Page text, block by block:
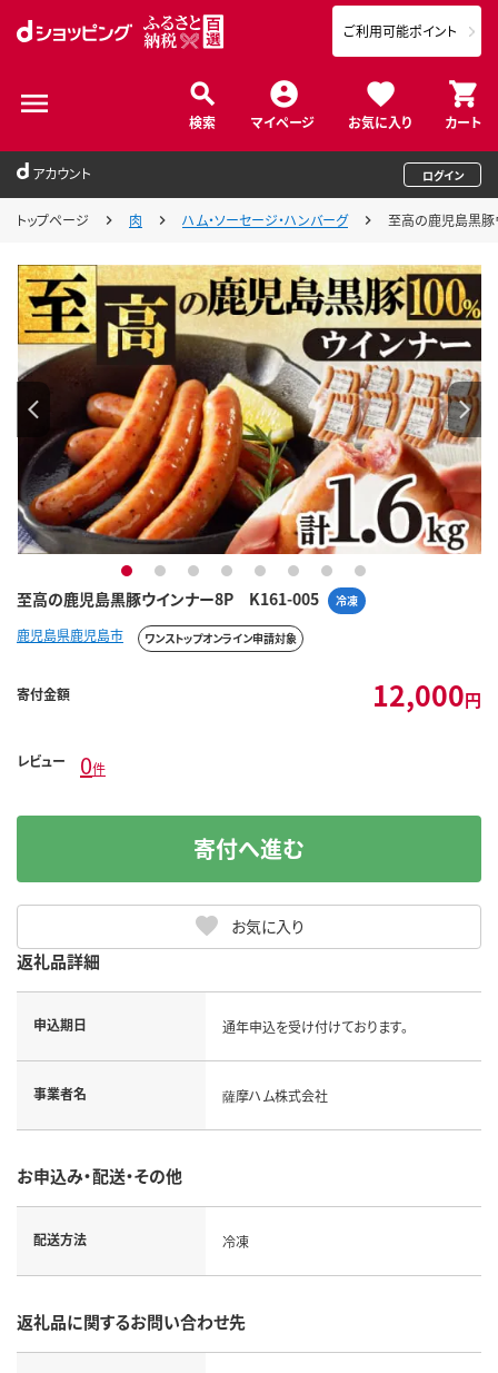
検索 マイページ お気に入り カート
ご利用可能ポイント
アカウント ログイン
トップページ 肉 ハム・ソーセージ・ハンバーグ 至高の鹿児島黒
至高の鹿児島黒豚ウインナー8P K161-005 冷凍
1 2 3 4 5 6 7 8
鹿児島県鹿児島市 ワンストップオンライン申請対象
寄付金額 12,000円
レビュー 0件
お気に入り
寄付へ進む
返礼品詳細
申込期日 通年申込を受け付けております。
事業者名 薩摩ハム株式会社
お申込み・配送・その他
配送方法 冷凍
返礼品に関するお問い合わせ先